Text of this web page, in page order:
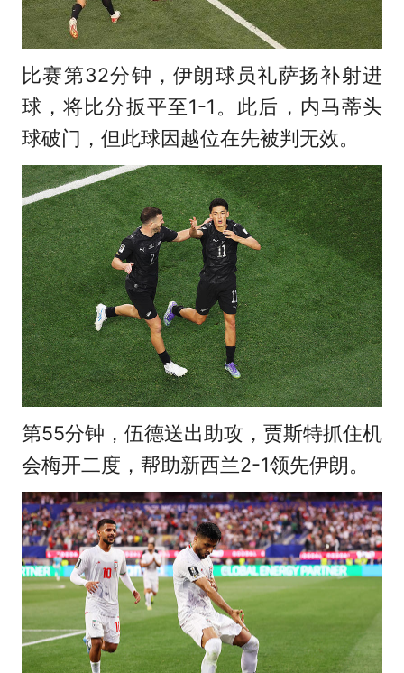
比赛第32分钟，伊朗球员礼萨扬补射进
球，将比分扳平至1-1。此后，内马蒂头
球破门，但此球因越位在先被判无效。
第55分钟，伍德送出助攻，贾斯特抓住机
会梅开二度，帮助新西兰2-1领先伊朗。